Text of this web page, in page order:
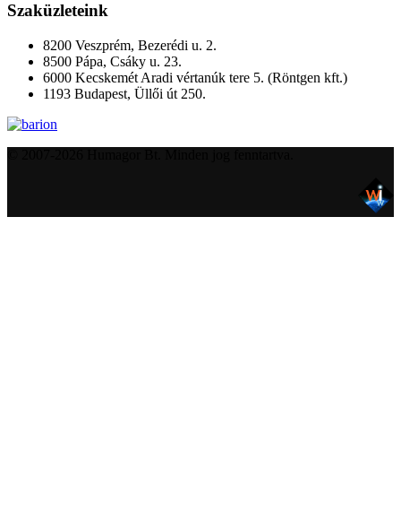
Szaküzleteink
8200 Veszprém, Bezerédi u. 2.
8500 Pápa, Csáky u. 23.
6000 Kecskemét Aradi vértanúk tere 5. (Röntgen kft.)
1193 Budapest, Üllői út 250.